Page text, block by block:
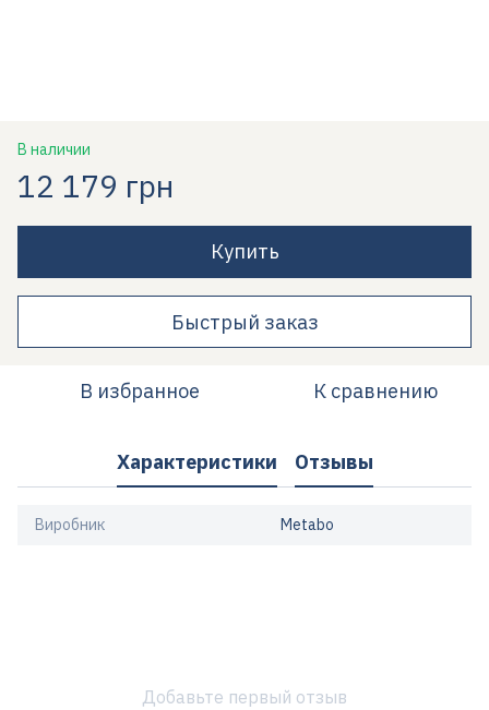
В наличии
12 179 грн
Купить
Быстрый заказ
В избранное К сравнению
Характеристики Отзывы
Виробник Metabo
Добавьте первый отзыв